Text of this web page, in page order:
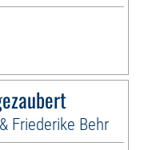
Friederike Behr